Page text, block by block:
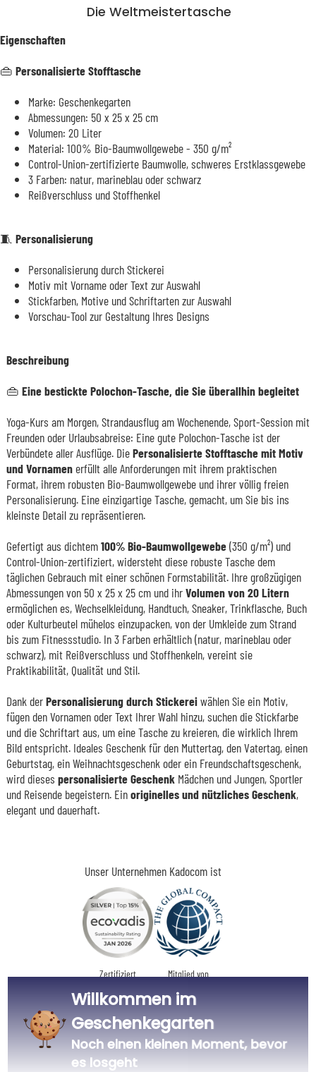
Die Weltmeistertasche
Eigenschaften
👜 Personalisierte Stofftasche
Marke: Geschenkegarten
Abmessungen: 50 x 25 x 25 cm
Volumen: 20 Liter
Material: 100% Bio-Baumwollgewebe - 350 g/m²
Control-Union-zertifizierte Baumwolle, schweres Erstklassgewebe
3 Farben: natur, marineblau oder schwarz
Reißverschluss und Stoffhenkel
🧵 Personalisierung
Personalisierung durch Stickerei
Motiv mit Vorname oder Text zur Auswahl
Stickfarben, Motive und Schriftarten zur Auswahl
Vorschau-Tool zur Gestaltung Ihres Designs
Unser Unternehmen Kadocom ist
Zertifiziert
Mitglied von
Unsere CSR-Politik Labels
Dieses Geschenk ist
Beschreibung
👜 Eine bestickte Polochon-Tasche, die Sie überallhin begleitet
Yoga-Kurs am Morgen, Strandausflug am Wochenende, Sport-Session mit
Freunden oder Urlaubsabreise: Eine gute Polochon-Tasche ist der
Verbündete aller Ausflüge. DiePersonalisierte Stofftasche mit Motiv
und Vornamenerfüllt alle Anforderungen mit ihrem praktischen
Format, ihrem robusten Bio-Baumwollgewebe und ihrer völlig freien
Personalisierung. Eine einzigartige Tasche, gemacht, um Sie bis ins
kleinste Detail zu repräsentieren.
Gefertigt aus dichtem100% Bio-Baumwollgewebe(350 g/m²) und
Control-Union-zertifiziert, widersteht diese robuste Tasche dem
täglichen Gebrauch mit einer schönen Formstabilität. Ihre großzügigen
Abmessungen von 50 x 25 x 25 cm und ihrVolumen von 20 Litern
ermöglichen es, Wechselkleidung, Handtuch, Sneaker, Trinkflasche, Buch
oder Kulturbeutel mühelos einzupacken, von der Umkleide zum Strand
bis zum Fitnessstudio. In 3 Farben erhältlich (natur, marineblau oder
schwarz), mit Reißverschluss und Stoffhenkeln, vereint sie
Praktikabilität, Qualität und Stil.
Dank derPersonalisierung durch Stickereiwählen Sie ein Motiv,
fügen den Vornamen oder Text Ihrer Wahl hinzu, suchen die Stickfarbe
und die Schriftart aus, um eine Tasche zu kreieren, die wirklich Ihrem
Bild entspricht. Ideales Geschenk für den Muttertag, den Vatertag, einen
Geburtstag, ein Weihnachtsgeschenk oder ein Freundschaftsgeschenk,
wird dieses personalisierte GeschenkMädchen und Jungen, Sportler
und Reisende begeistern. Einoriginelles und nützliches Geschenk,
elegant und dauerhaft.
Willkommen im
Geschenkegarten
Noch einen kleinen Moment, bevor
es losgeht